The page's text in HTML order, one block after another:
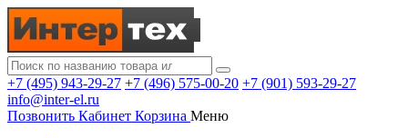
+7 (495) 943-29-27 +7 (496) 575-00-20 +7 (901) 593-29-27
info@inter-el.ru
Позвонить Кабинет Корзина Меню